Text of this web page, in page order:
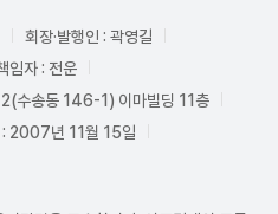
회장·발행인 : 곽영길
임자 : 전운
수송동 146-1) 이마빌딩 11층
: 2007년 11월 15일